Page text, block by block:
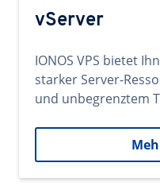
vServer
IONOS VPS bietet
starker Server-
und unbegrenztem